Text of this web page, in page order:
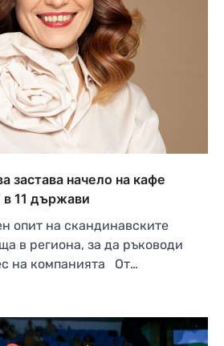
застава начело на кафе
в 11 държави
опит на скандинавските
в региона, за да ръководи
на компанията От…